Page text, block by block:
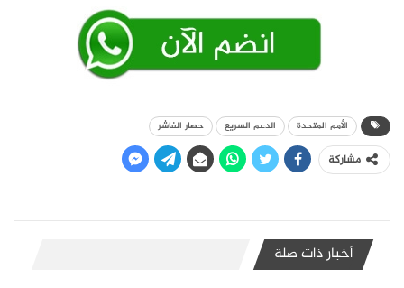
الأمم المتحدة الدعم السريع حصار الفاشر
مشاركة
أخبار ذات صلة